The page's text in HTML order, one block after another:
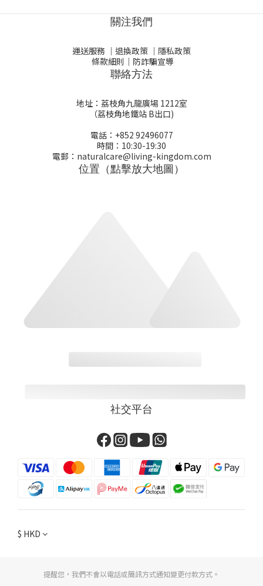
關注我們
運送服務 ｜ 退換政策 ｜ 隱私政策
條款細則 ｜ 防詐騙宣導
聯絡方法
地址：荔枝角九龍廣場 1212室
（荔枝角地鐵站 B出口)
電話：+852 92496077
時間：10:30-19:30
電郵：naturalcare@living-kingdom.com
位置（點擊放大地圖）
社交平台
$ HKD
提醒您，我們不會以電話或簡訊方式通知變更付款方式。